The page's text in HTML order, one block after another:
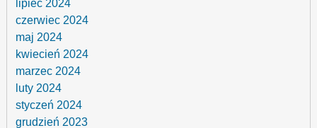
lipiec 2024
czerwiec 2024
maj 2024
kwiecień 2024
marzec 2024
luty 2024
styczeń 2024
grudzień 2023